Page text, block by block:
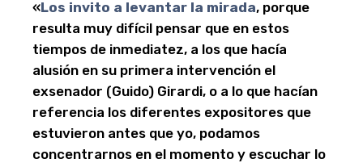
«Los invito a levantar la mirada, porque
resulta muy difícil pensar que en estos
tiempos de inmediatez, a los que hacía
alusión en su primera intervención el
exsenador (Guido) Girardi, o a lo que hacían
referencia los diferentes expositores que
estuvieron antes que yo, podamos
concentrarnos en el momento y escuchar lo